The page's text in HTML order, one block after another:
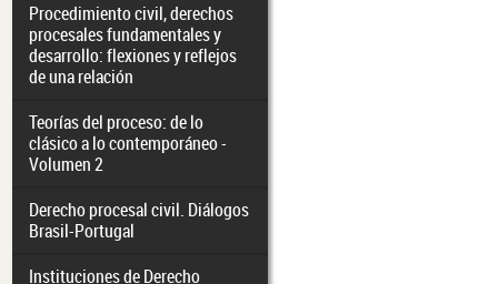
Procedimiento civil, derechos
procesales fundamentales y
desarrollo: flexiones y reflejos
de una relación
Teorías del proceso: de lo
clásico a lo contemporáneo -
Volumen 2
Derecho procesal civil. Diálogos
Brasil-Portugal
Instituciones de Derecho